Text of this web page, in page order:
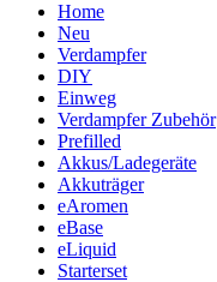
Home
Neu
Verdampfer
DIY
Einweg
Verdampfer Zubehör
Prefilled
Akkus/Ladegeräte
Akkuträger
eAromen
eBase
eLiquid
Starterset